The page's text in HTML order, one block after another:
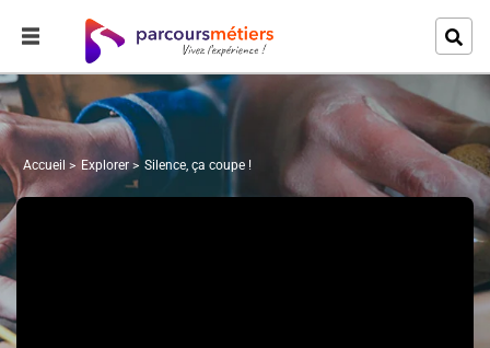
Accueil Explorer Silence, ça coupe !